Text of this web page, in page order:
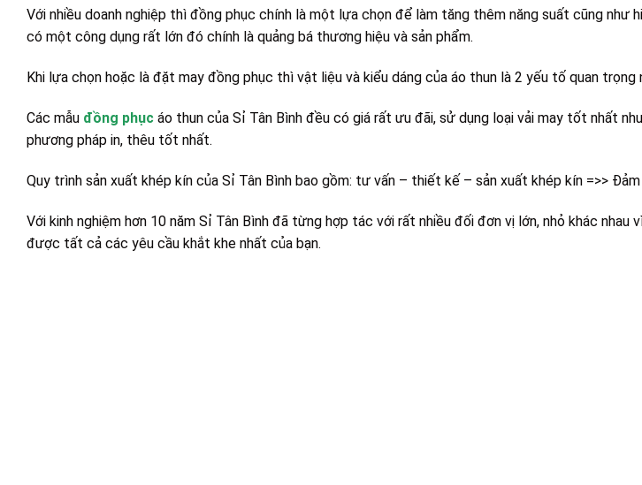
Với nhiều doanh nghiệp thì đồng phục chính là một lựa chọn để làm tăng thêm năng suất cũng như
có một công dụng rất lớn đó chính là quảng bá thương hiệu và sản phẩm.
Khi lựa chọn hoặc là đặt may đồng phục thì vật liệu và kiểu dáng của áo thun là 2 yếu tố quan trọng
Các mẫu đồng phục áo thun của Sỉ Tân Bình đều có giá rất ưu đãi, sử dụng loại vải may tốt nhất
phương pháp in, thêu tốt nhất.
Quy trình sản xuất khép kín của Sỉ Tân Bình bao gồm: tư vấn – thiết kế – sản xuất khép kín =>>
Với kinh nghiệm hơn 10 năm Sỉ Tân Bình đã từng hợp tác với rất nhiều đối đơn vị lớn, nhỏ khác
được tất cả các yêu cầu khắt khe nhất của bạn.